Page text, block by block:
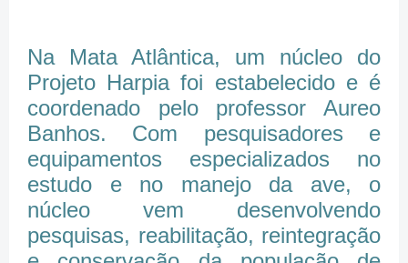
Na Mata Atlântica, um núcleo do
Projeto Harpia foi estabelecido e é
coordenado pelo professor Aureo
Banhos. Com pesquisadores e
equipamentos especializados no
estudo e no manejo da ave, o
núcleo vem desenvolvendo
pesquisas, reabilitação, reintegração